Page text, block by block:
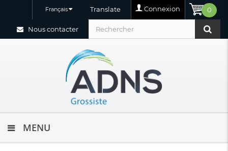
0
Connexion
Translate
Français
Nous contacter
MENU